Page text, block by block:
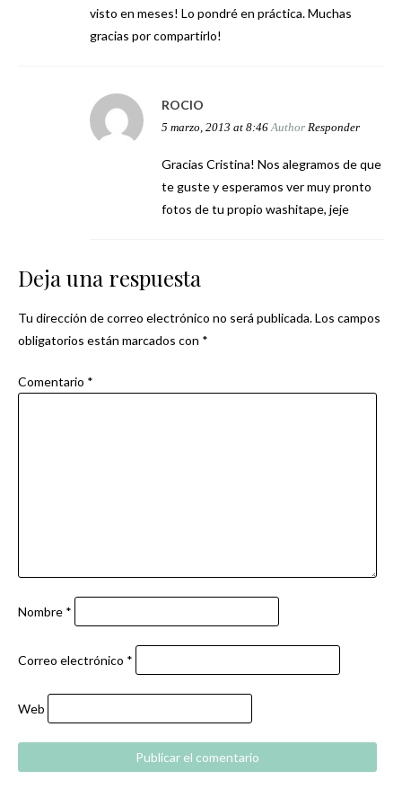
visto en meses! Lo pondré en práctica. Muchas
gracias por compartirlo!
ROCIO
5 marzo, 2013 at 8:46 Author Responder
Gracias Cristina! Nos alegramos de que
te guste y esperamos ver muy pronto
fotos de tu propio washitape, jeje
Deja una respuesta
Tu dirección de correo electrónico no será publicada.Los campos
obligatorios están marcados con *
Comentario *
Nombre *
Correo electrónico *
Web